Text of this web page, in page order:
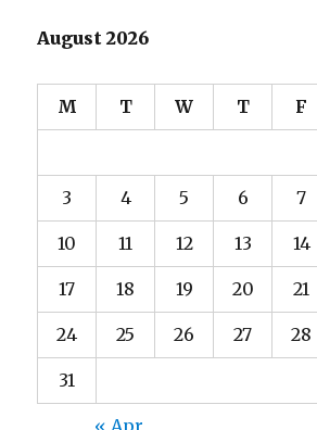
August 2026
M T W T F
3 4 5 6 7
10 11 12 13 14
17 18 19 20 21
24 25 26 27 28
31